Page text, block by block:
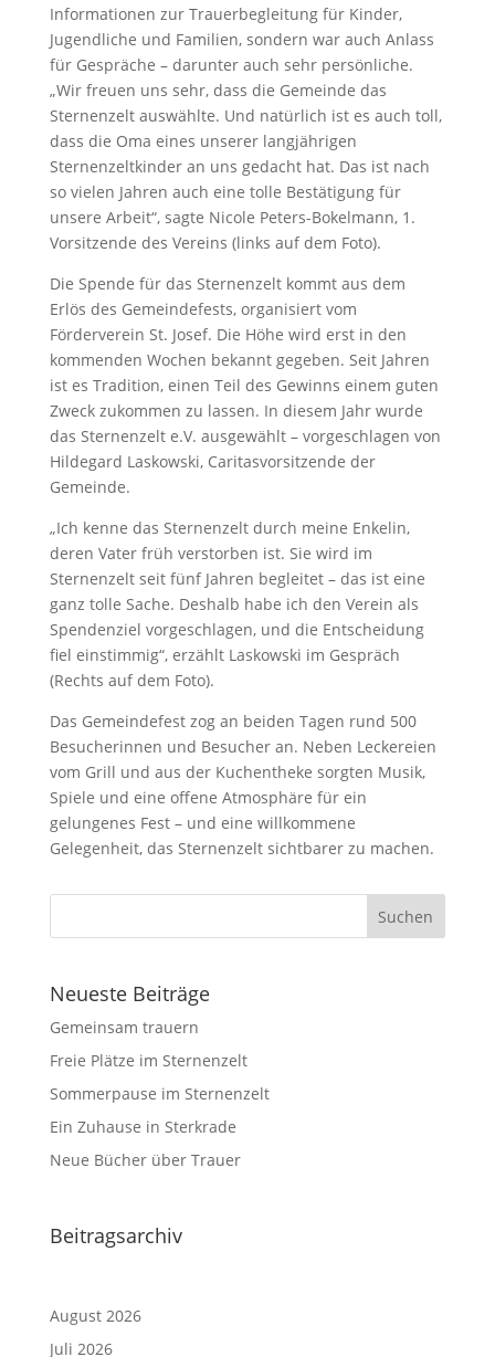
Informationen zur Trauerbegleitung für Kinder,
Jugendliche und Familien, sondern war auch Anlass
für Gespräche – darunter auch sehr persönliche.
„Wir freuen uns sehr, dass die Gemeinde das
Sternenzelt auswählte. Und natürlich ist es auch toll,
dass die Oma eines unserer langjährigen
Sternenzeltkinder an uns gedacht hat. Das ist nach
so vielen Jahren auch eine tolle Bestätigung für
unsere Arbeit“, sagte Nicole Peters-Bokelmann, 1.
Vorsitzende des Vereins (links auf dem Foto).
Die Spende für das Sternenzelt kommt aus dem
Erlös des Gemeindefests, organisiert vom
Förderverein St. Josef. Die Höhe wird erst in den
kommenden Wochen bekannt gegeben. Seit Jahren
ist es Tradition, einen Teil des Gewinns einem guten
Zweck zukommen zu lassen. In diesem Jahr wurde
das Sternenzelt e.V. ausgewählt – vorgeschlagen von
Hildegard Laskowski, Caritasvorsitzende der
Gemeinde.
„Ich kenne das Sternenzelt durch meine Enkelin,
deren Vater früh verstorben ist. Sie wird im
Sternenzelt seit fünf Jahren begleitet – das ist eine
ganz tolle Sache. Deshalb habe ich den Verein als
Spendenziel vorgeschlagen, und die Entscheidung
fiel einstimmig“, erzählt Laskowski im Gespräch
(Rechts auf dem Foto).
Das Gemeindefest zog an beiden Tagen rund 500
Besucherinnen und Besucher an. Neben Leckereien
vom Grill und aus der Kuchentheke sorgten Musik,
Spiele und eine offene Atmosphäre für ein
gelungenes Fest – und eine willkommene
Gelegenheit, das Sternenzelt sichtbarer zu machen.
Neueste Beiträge
Gemeinsam trauern
Freie Plätze im Sternenzelt
Sommerpause im Sternenzelt
Ein Zuhause in Sterkrade
Neue Bücher über Trauer
Beitragsarchiv
August 2026
Juli 2026